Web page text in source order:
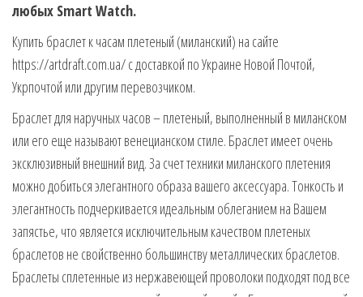
любых Smart Watch.
Купить браслет к часам плетеный (миланский) на сайте
https://artdraft.com.ua/ с доставкой по Украине Новой Почтой,
Укрпочтой или другим перевозчиком.
Браслет для наручных часов – плетеный, выполненный в миланском
или его еще называют венецианском стиле. Браслет имеет очень
эксклюзивный внешний вид. За счет техники миланского плетения
можно добиться элегантного образа вашего аксессуара. Тонкость и
элегантность подчеркивается идеальным облеганием на Вашем
запястье, что является исключительным качеством плетеных
браслетов не свойственно большинству металлических браслетов.
Браслеты сплетенные из нержавеющей проволоки подходят под все